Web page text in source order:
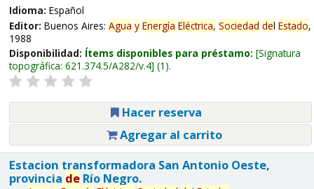
Idioma: Español
Editor: Buenos Aires: Agua y Energía Eléctrica, Sociedad del Estado,
1988
Disponibilidad: Ítems disponibles para préstamo: Signatura
topográfica: 621.374.5/A282/v.4 (1).
Hacer reserva
Agregar al carrito
Estacion transformadora San Antonio Oeste,
provincia deRío Negro.